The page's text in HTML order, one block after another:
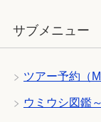
サブメニュー
ツアー予約（
ウミウシ図鑑